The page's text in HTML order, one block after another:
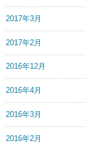
2017年3月
2017年2月
2016年12月
2016年4月
2016年3月
2016年2月